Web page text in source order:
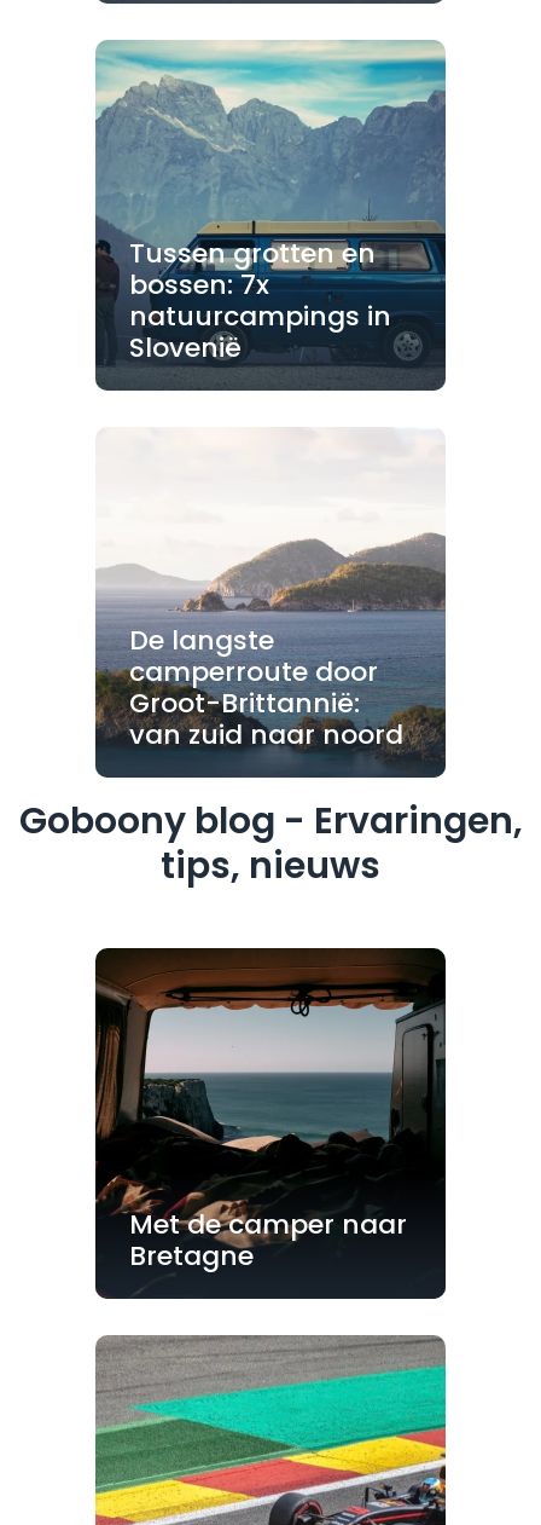
Tussen grotten en
bossen: 7x
natuurcampings in
Slovenië
De langste
camperroute door
Groot-Brittannië:
van zuid naar noord
Goboony blog - Ervaringen,
tips, nieuws
Met de camper naar
Bretagne